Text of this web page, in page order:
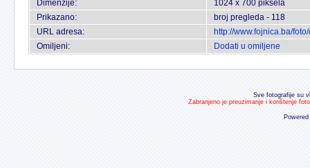
Dimenzije:
1024 x 700 piksela
Prikazano:
broj pregleda - 118
URL adresa:
http://www.fojnica.ba/
Omiljeni:
Dodati u omiljene
Sve fotografije su
Zabranjeno je preuzimanje i korištenje